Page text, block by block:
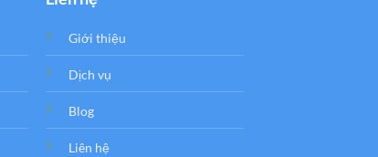
Giới thiệu
Dịch vụ
Blog
Liên hệ